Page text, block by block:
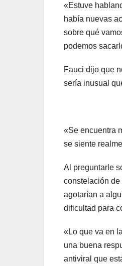
«Estuve
había nuevas
sobre qué
podemos
Fauci dijo que
sería inusual
«Se encuentra
se siente
Al preguntarle
constelación
agotarían a
dificultad para
«Lo que va en
una buena
antiviral que